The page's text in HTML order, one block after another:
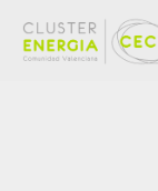
contenido